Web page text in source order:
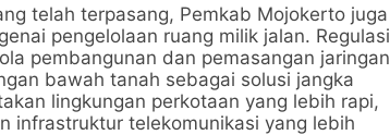
telah terpasang, Pemkab Mojokerto juga
pengelolaan ruang milik jalan. Regulasi
pembangunan dan pemasangan jaringan
bawah tanah sebagai solusi jangka
lingkungan perkotaan yang lebih rapi,
infrastruktur telekomunikasi yang lebih